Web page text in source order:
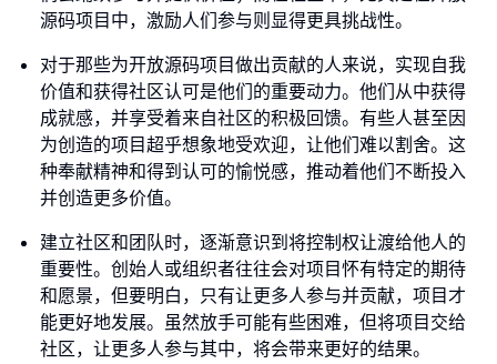
源码项目中，激励人们参与则显得更具挑战性。
对于那些为开放源码项目做出贡献的人来说，实现自我
价值和获得社区认可是他们的重要动力。他们从中获得
成就感，并享受着来自社区的积极回馈。有些人甚至因
为创造的项目超乎想象地受欢迎，让他们难以割舍。这
种奉献精神和得到认可的愉悦感，推动着他们不断投入
并创造更多价值。
建立社区和团队时，逐渐意识到将控制权让渡给他人的
重要性。创始人或组织者往往会对项目怀有特定的期待
和愿景，但要明白，只有让更多人参与并贡献，项目才
能更好地发展。虽然放手可能有些困难，但将项目交给
社区，让更多人参与其中，将会带来更好的结果。